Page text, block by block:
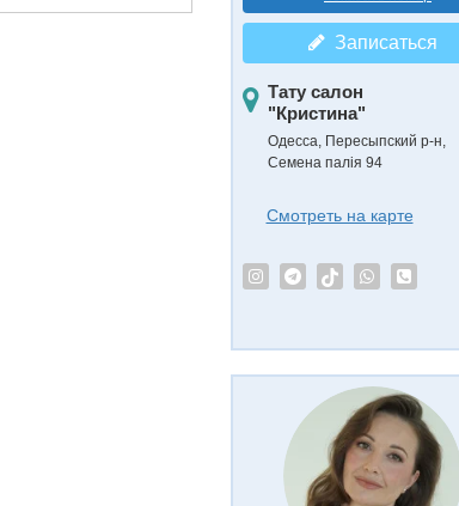
Записаться
Тату салон
"Кристина"
Одесса, Пересыпский р-н,
Семена палія 94
Смотреть на карте